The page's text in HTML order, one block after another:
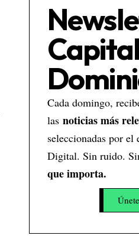
Capital
Cada domingo,
lasnoticias más
seleccionadas por
Digital. Sin ruido.
que importa.